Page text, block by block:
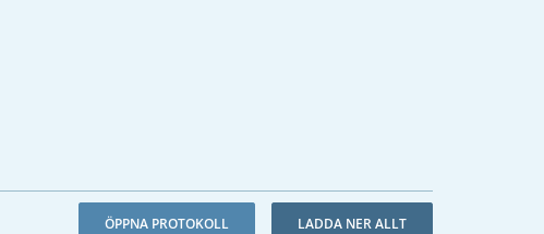
ÖPPNA PROTOKOLL LADDA NER ALLT